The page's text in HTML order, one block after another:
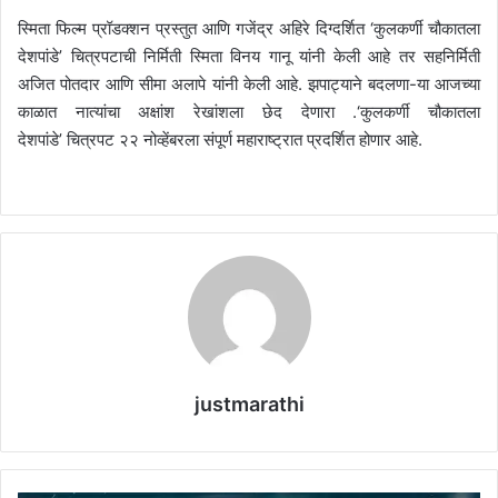
स्मिता फिल्म प्रॉडक्शन प्रस्तुत आणि गजेंद्र अहिरे दिग्दर्शित ‘कुलकर्णी चौकातला
देशपांडे’ चित्रपटाची निर्मिती स्मिता विनय गानू यांनी केली आहे तर सहनिर्मिती
अजित पोतदार आणि सीमा अलापे यांनी केली आहे. झपाट्याने बदलणा-या आजच्या
काळात नात्यांचा अक्षांश रेखांशला छेद देणारा .‘कुलकर्णी चौकातला
देशपांडे’ चित्रपट २२ नोव्हेंबरला संपूर्ण महाराष्ट्रात प्रदर्शित होणार आहे.
justmarathi